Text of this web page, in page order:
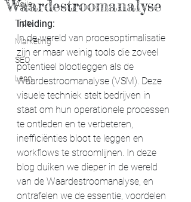
Agile
Tips
Marketing
SEO
Lean
Waardestroomanalyse
Inleiding:
In de wereld van procesoptimalisatie
zijn er maar weinig tools die zoveel
potentieel blootleggen als de
Waardestroomanalyse (VSM). Deze
visuele techniek stelt bedrijven in
staat om hun operationele processen
te ontleden en te verbeteren,
inefficiënties bloot te leggen en
workflows te stroomlijnen. In deze
blog duiken we dieper in de wereld
van de Waardestroomanalyse, en
ontrafelen we de essentie, voordelen